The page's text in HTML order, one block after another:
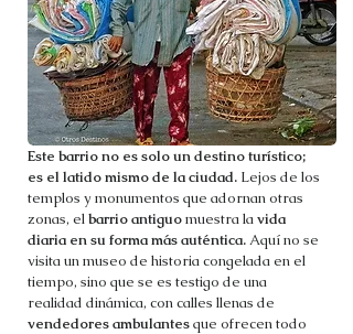
Este barrio no es solo un destino turístico;
es el latido mismo de la ciudad. Lejos de los
templos y monumentos que adornan otras
zonas, elbarrio antiguomuestra lavida
diaria en su forma más auténtica.Aquí no se
visita un museo de historia congelada en el
tiempo, sino que se es testigo de una
realidad dinámica, con calles llenas de
vendedores ambulantesque ofrecen todo